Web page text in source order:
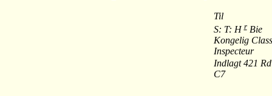
Til
S: T: HrBie
Kongelig
Inspecteur
Indlagt 421
C7